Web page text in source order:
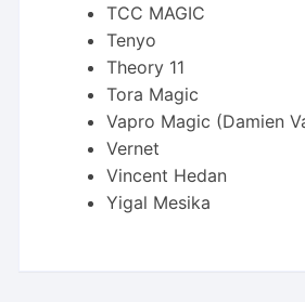
TCC MAGIC
Tenyo
Theory 11
Tora Magic
Vapro Magic (Damien
Vernet
Vincent Hedan
Yigal Mesika